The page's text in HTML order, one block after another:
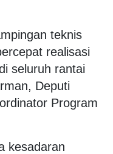
teknis
realisasi
seluruh rantai
Deputi
Program
kesadaran